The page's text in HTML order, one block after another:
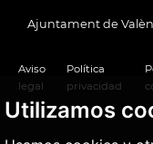
Utilizamos
Ajuntament de
Aviso
legal
Política
privacidad